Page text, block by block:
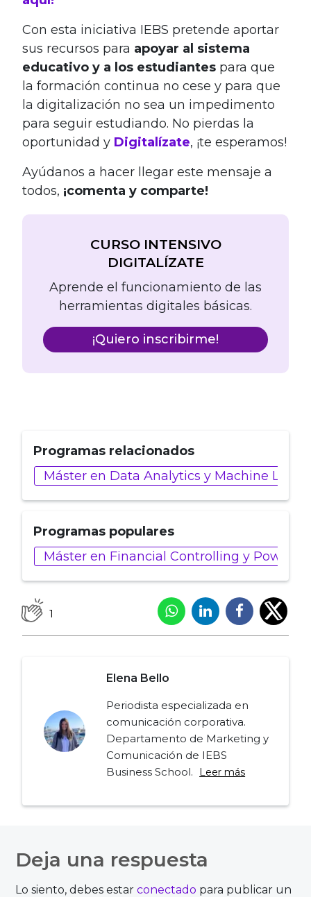
Con esta iniciativa IEBS pretende aportar
sus recursos para apoyar al sistema
educativo y a los estudiantes para que
la formación continua no cese y para que
la digitalización no sea un impedimento
para seguir estudiando. No pierdas la
oportunidad y Digitalízate, ¡te esperamos!
Ayúdanos a hacer llegar este mensaje a
todos, ¡comenta y comparte!
CURSO INTENSIVO
DIGITALÍZATE
Aprende el funcionamiento de las
herramientas digitales básicas.
¡Quiero inscribirme!
Programas relacionados
Máster en Data Analytics y Machine
Programas populares
Máster en Financial Controlling y Power BI
1
Elena Bello
Periodista especializada en
comunicación corporativa.
Departamento de Marketing y
Comunicación de IEBS
Business School.
Leer más
de
entradas
Deja una respuesta
Lo siento, debes estarconectado para publicar un